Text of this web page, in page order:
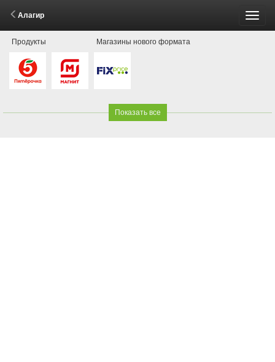
Алагир
Продукты Магазины нового формата
Показать все